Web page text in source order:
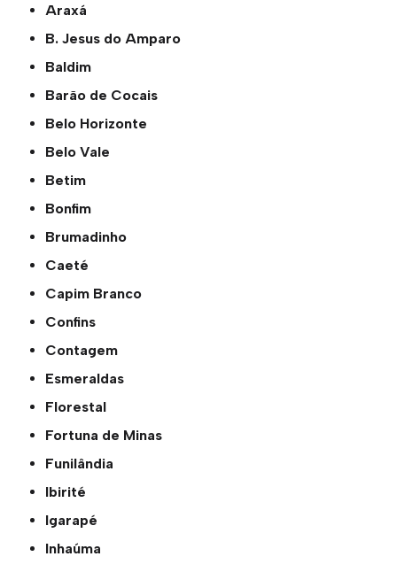
Araxá
B. Jesus do Amparo
Baldim
Barão de Cocais
Belo Horizonte
Belo Vale
Betim
Bonfim
Brumadinho
Caeté
Capim Branco
Confins
Contagem
Esmeraldas
Florestal
Fortuna de Minas
Funilândia
Ibirité
Igarapé
Inhaúma